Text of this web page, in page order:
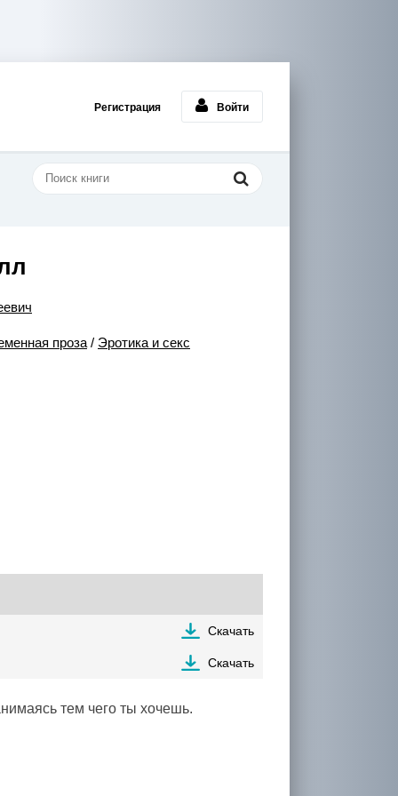
Регистрация Войти
проза / Эротика и секс
Скачать
Скачать
тем чего ты хочешь.